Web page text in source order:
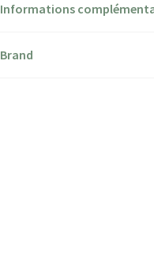
Informations
Brand